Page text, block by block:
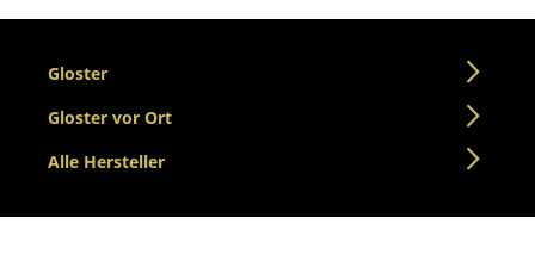
Gloster
Gloster vor Ort
Alle Hersteller